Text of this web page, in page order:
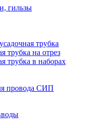
гильзы
трубка
трубка на отрез
трубка в наборах
провода СИП